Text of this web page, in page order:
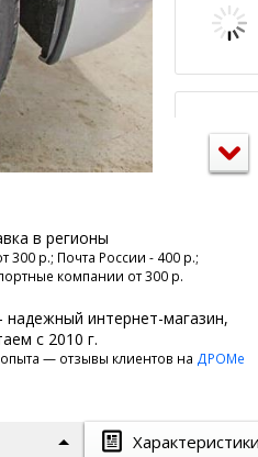
в регионы
300 р.; Почта России - 400 р.;
компании от 300 р.
интернет-магазин,
с 2010 г.
опыта — отзывы клиентов на ДРОМе
Характеристики